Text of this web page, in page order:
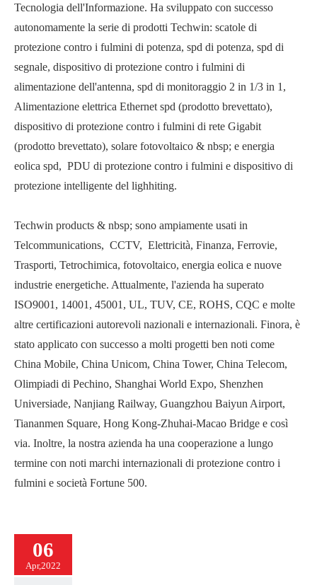
Tecnologia dell'Informazione. Ha sviluppato con successo
autonomamente la serie di prodotti Techwin: scatole di
protezione contro i fulmini di potenza, spd di potenza, spd di
segnale, dispositivo di protezione contro i fulmini di
alimentazione dell'antenna, spd di monitoraggio 2 in 1/3 in 1,
Alimentazione elettrica Ethernet spd (prodotto brevettato),
dispositivo di protezione contro i fulmini di rete Gigabit
(prodotto brevettato), solare fotovoltaico & nbsp; e energia
eolica spd, PDU di protezione contro i fulmini e dispositivo di
protezione intelligente del lighhiting.
Techwin products & nbsp; sono ampiamente usati in
Telcommunications, CCTV, Elettricità, Finanza, Ferrovie,
Trasporti, Tetrochimica, fotovoltaico, energia eolica e nuove
industrie energetiche. Attualmente, l'azienda ha superato
ISO9001, 14001, 45001, UL, TUV, CE, ROHS, CQC e molte
altre certificazioni autorevoli nazionali e internazionali. Finora, è
stato applicato con successo a molti progetti ben noti come
China Mobile, China Unicom, China Tower, China Telecom,
Olimpiadi di Pechino, Shanghai World Expo, Shenzhen
Universiade, Nanjiang Railway, Guangzhou Baiyun Airport,
Tiananmen Square, Hong Kong-Zhuhai-Macao Bridge e così
via. Inoltre, la nostra azienda ha una cooperazione a lungo
termine con noti marchi internazionali di protezione contro i
fulmini e società Fortune 500.
06
Apr,2022